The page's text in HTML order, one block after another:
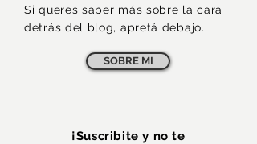
Si queres saber más sobre la cara
detrás del blog, apretá debajo.
SOBRE MI
¡Suscribite y no te